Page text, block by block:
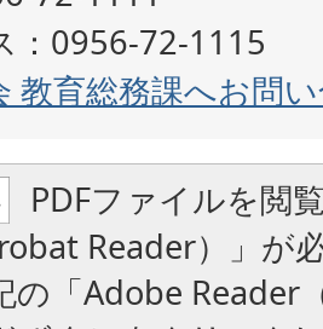
：0956-72-1115
教育総務課へお問
PDFファイルを閲
Reader）」が
の「Adobe Reader